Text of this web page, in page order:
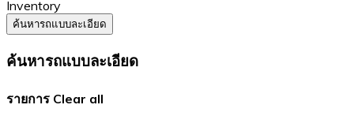
Inventory
ค้นหารถแบบละเอียด
ค้นหารถแบบละเอียด
รายการ Clear all